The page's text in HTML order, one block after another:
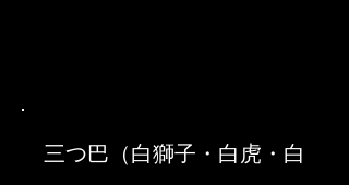
三つ巴（白獅子・白虎・白